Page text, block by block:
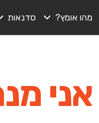
מהו אומץ? סדנאות
אני